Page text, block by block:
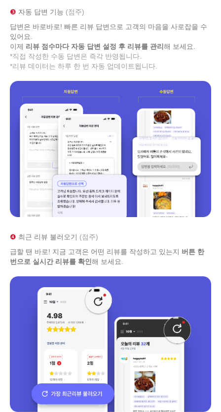
❸ 자동 답변 기능 (점주)
답변은 바로바로! 빠른 리뷰 답변으로 고객의 마음을 사로잡을 수
있어요.
이제 리뷰 점수마다 자동 답변 설정 후 리뷰를 관리 해 보세요.
*직접 작성한 수동 답변은 즉각 반영됩니다.
*리뷰 데이터는 하루 한 번 자동 업데이트됩니다.
❹ 최근 리뷰 불러오기 (점주)
급할 땐 바로! 지금 고객은 어떤 리뷰를 작성하고 있는지 버튼 한
번으로 실시간 리뷰를 확인 해 보세요.